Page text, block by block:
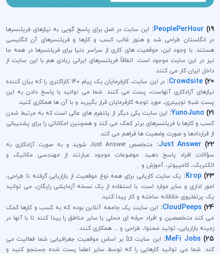
19)
PeoplePerHour
: این سایت در اصل برای پاسخ گویی به نیازهای فریلنسرها
در انگلستان طراحی شد و هنوز غالب کسب و کارها و فریلنسرهای آن انگلیسی
هستند. با وجود این، موقعیت های کاری از سراسر دنیا برای فریلنسرها در همه جا
نیز در این سایت موجود است. اتفاقاً فریلنسرهای ایرانی زیادی هم با این سایت از
داخل ایران کار می کنند.
20)
Crowdsite
:
در این سایت، کارفرمایان یک پیام 140 کاراکتری را که بیان کننده
نیازهای آزادکاری آنهاست، پست می کنند. شما می توانید با پاسخ دادن به این
پستِ شبهِ توییتری، مورد توجه کارفرمایان قرار بگیرید و با آن ها همکاری کنید.
21)
YunoJuno
: این سایت یکی دیگر از پلتفرم های عالی است که به مرتبط شدن
کسب و کارها با فریلنسرهای برتر کمک می کند و همچنین امکاناتی را برای پشتیبانی
از قراردادها و صورت وضعیت ها فراهم می کند.
22)
Just Answer
:
متخصص Just Answer شوید و به صورت آزادکاری به
سؤالات افراد پاسخ دهید. موضوعات موجود عبارتند از مهندسی مکانیک و
الکتریک، کامپیوتر، آموزش و ...
23)
Krop
: یک سایت کاریابی برای همه نوع موقعیت از بازاریابی گرفته تا طراحی،
امور اداری و سایر موارد است. با استفاده از یک نسخه آزمایشی رایگان، می توانید
یک پرتفلیوی خلاقانه ساخته و کار پیدا کنید.
24)
CloudPeeps
: این سایت یک جامعه آنلاین بوده که به کسب و کارها کمک
می کند متخصصین و افراد حرفه ای محلی یا سایر مناطق را پیدا کنند تا با آنها در
زمینه بازاریابی، تولید محتوا، طراحی و ... همکاری کنند.
25)
MeFi Jobs
: این سایت کلاً بر اساس موقعیت جغرافیایی شما فعالیت می
کند. شما می توانید کارهایی را که توسط سایر اعضا پست شده جستجو کنید و